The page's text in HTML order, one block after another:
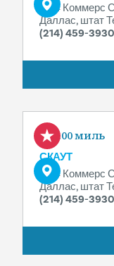
1914 Коммерс
Даллас, штат
(214) 459-3930
0.00 миль
СКАУТ
1914 Коммерс
Даллас, штат
(214) 459-3930